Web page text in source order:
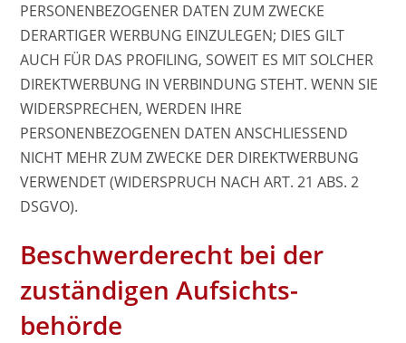
PERSONENBEZOGENER DATEN ZUM ZWECKE
DERARTIGER WERBUNG EINZULEGEN; DIES GILT
AUCH FÜR DAS PROFILING, SOWEIT ES MIT SOLCHER
DIREKTWERBUNG IN VERBINDUNG STEHT. WENN SIE
WIDERSPRECHEN, WERDEN IHRE
PERSONENBEZOGENEN DATEN ANSCHLIESSEND
NICHT MEHR ZUM ZWECKE DER DIREKTWERBUNG
VERWENDET (WIDERSPRUCH NACH ART. 21 ABS. 2
DSGVO).
Beschwerde­recht bei der
zuständigen Aufsichts­
behörde